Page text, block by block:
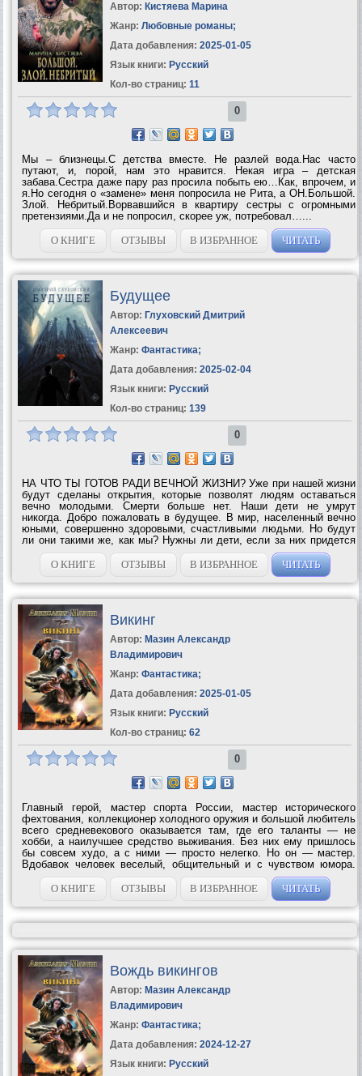
Автор: Кистяева Марина
Жанр: Любовные романы;
Дата добавления: 2025-01-05
Язык книги: Русский
Кол-во страниц: 11
0
Мы – близнецы.С детства вместе. Не разлей вода.Нас часто
путают, и, порой, нам это нравится. Некая игра – детская
забава.Сестра даже пару раз просила побыть ею…Как, впрочем, и
я.Но сегодня о «замене» меня попросила не Рита, а ОН.Большой.
Злой. Небритый.Ворвавшийся в квартиру сестры с огромными
претензиями.Да и не попросил, скорее уж, потребовал…...
О КНИГЕ
ОТЗЫВЫ В ИЗБРАННОЕ ЧИТАТЬ
Будущее
Автор: Глуховский Дмитрий
Алексеевич
Жанр: Фантастика;
Дата добавления: 2025-02-04
Язык книги: Русский
Кол-во страниц: 139
0
НА ЧТО ТЫ ГОТОВ РАДИ ВЕЧНОЙ ЖИЗНИ? Уже при нашей жизни
будут сделаны открытия, которые позволят людям оставаться
вечно молодыми. Смерти больше нет. Наши дети не умрут
никогда. Добро пожаловать в будущее. В мир, населенный вечно
юными, совершенно здоровыми, счастливыми людьми. Но будут
ли они такими же, как мы? Нужны ли дети, если за них придется
пожертвовать бессмертием? Нужна ли семья тем, кто не может
завести детей?...
О КНИГЕ ОТЗЫВЫ В ИЗБРАННОЕ ЧИТАТЬ
Викинг
Автор: Мазин Александр
Владимирович
Жанр: Фантастика;
Дата добавления: 2025-01-05
Язык книги: Русский
Кол-во страниц: 62
0
Главный герой, мастер спорта России, мастер исторического
фехтования, коллекционер холодного оружия и большой любитель
всего средневекового оказывается там, где его таланты — не
хобби, а наилучшее средство выживания. Без них ему пришлось
бы совсем худо, а с ними — просто нелегко. Но он — мастер.
Вдобавок человек веселый, общительный и с чувством юмора.
Это очень помогает, если вокруг тебя — самые грозные воины
человеческой...
О КНИГЕ ОТЗЫВЫ В ИЗБРАННОЕ ЧИТАТЬ
Вождь викингов
Автор: Мазин Александр
Владимирович
Жанр: Фантастика;
Дата добавления: 2024-12-27
Язык книги: Русский